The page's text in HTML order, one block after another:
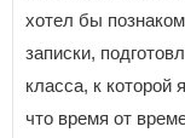
хотел бы
записки,
класса, к которой
что время от